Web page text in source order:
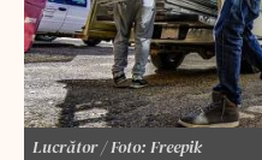
Lucrător / Foto: Freepik